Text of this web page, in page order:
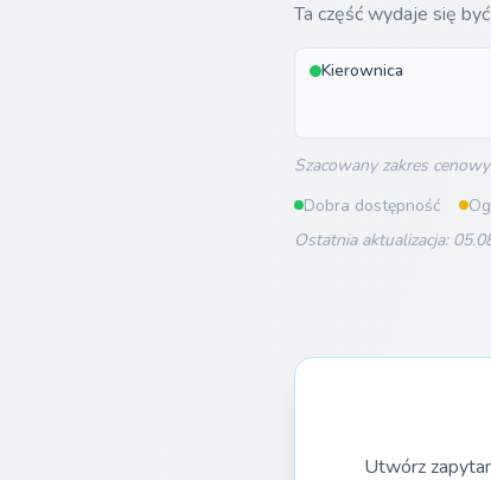
Ta część wydaje się
Kierownica
Szacowany zakres cenowy
Dobra dostępność
Ostatnia aktualizacja:
Utwórz